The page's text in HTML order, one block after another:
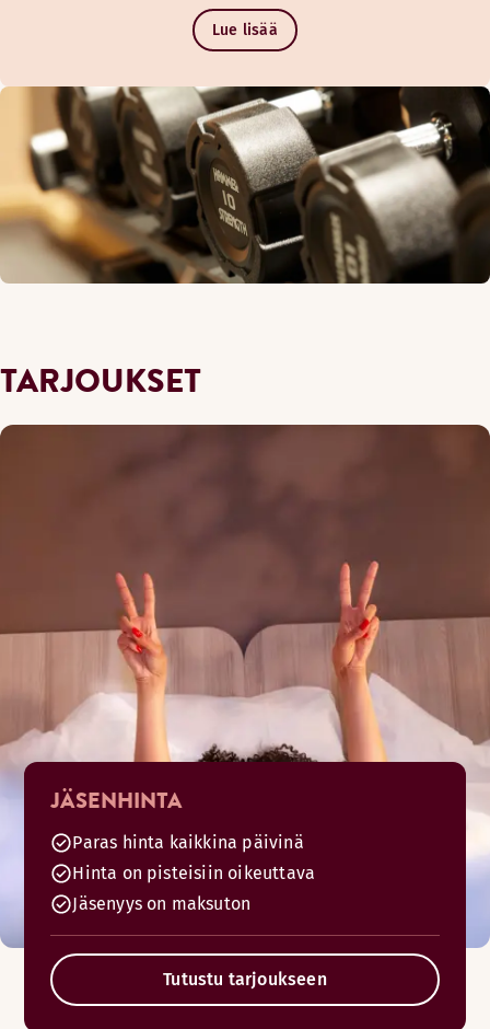
Lue lisää
TARJOUKSET
JÄSENHINTA
Paras hinta kaikkina päivinä
Hinta on pisteisiin oikeuttava
Jäsenyys on maksuton
Tutustu tarjoukseen